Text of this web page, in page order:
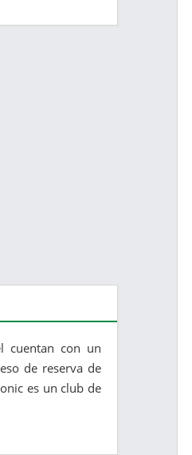
cuentan con un
de reserva de
es un club de